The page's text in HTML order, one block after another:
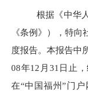
根据《中华
《条例》），特
度报告。本报告中
08年12月31日止，
在“中国福州”门户